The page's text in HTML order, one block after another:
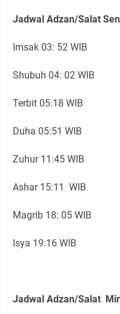
Jadwal Adzan/Salat
Imsak 03: 52 WIB
Shubuh 04: 02 WIB
Terbit 05:18 WIB
Duha 05:51 WIB
Zuhur 11:45 WIB
Ashar 15:11 WIB
Magrib 18: 05 WIB
Isya 19:16 WIB
Jadwal Adzan/Salat